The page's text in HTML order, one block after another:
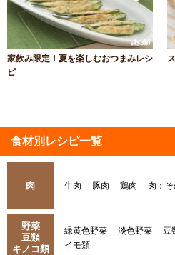
家飲み限定！夏を楽しむおつまみレシ
ピ
食材別レシピ一覧
肉 牛肉 豚肉 鶏肉 肉：
野菜
豆類
キノコ類
緑黄色野菜 淡色野菜 豆
イモ類